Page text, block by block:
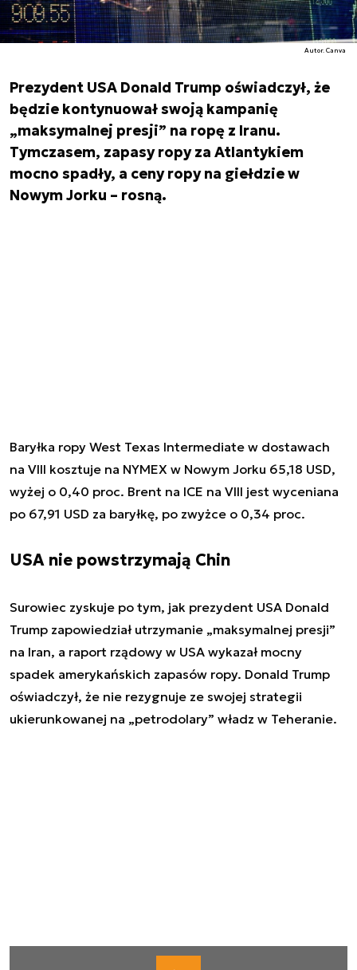
Autor. Canva
Prezydent USA Donald Trump oświadczył, że
będzie kontynuował swoją kampanię
„maksymalnej presji” na ropę z Iranu.
Tymczasem, zapasy ropy za Atlantykiem
mocno spadły, a ceny ropy na giełdzie w
Nowym Jorku – rosną.
Baryłka ropy West Texas Intermediate w dostawach
na VIII kosztuje na NYMEX w Nowym Jorku 65,18 USD,
wyżej o 0,40 proc. Brent na ICE na VIII jest wyceniana
po 67,91 USD za baryłkę, po zwyżce o 0,34 proc.
USA nie powstrzymają Chin
Surowiec zyskuje po tym, jak prezydent USA Donald
Trump zapowiedział utrzymanie „maksymalnej presji”
na Iran, a raport rządowy w USA wykazał mocny
spadek amerykańskich zapasów ropy. Donald Trump
oświadczył, że nie rezygnuje ze swojej strategii
ukierunkowanej na „petrodolary” władz w Teheranie.